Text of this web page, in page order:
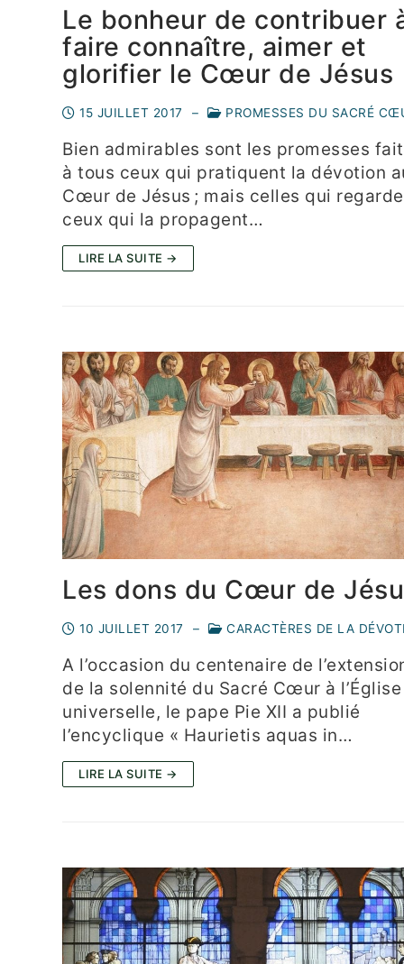
Le bonheur de contribuer
faire connaître, aimer et
glorifier le Cœur de Jésus
15 JUILLET 2017 – PROMESSES DU SACRÉ
Bien admirables sont les promesses
à tous ceux qui pratiquent la dévotion
Cœur de Jésus ; mais celles qui
ceux qui la propagent…
LIRE LA SUITE →
Les dons du Cœur de
10 JUILLET 2017 – CARACTÈRES DE LA
A l’occasion du centenaire de
de la solennité du Sacré Cœur à l’Église
universelle, le pape Pie XII a publié
l’encyclique « Haurietis aquas in…
LIRE LA SUITE →